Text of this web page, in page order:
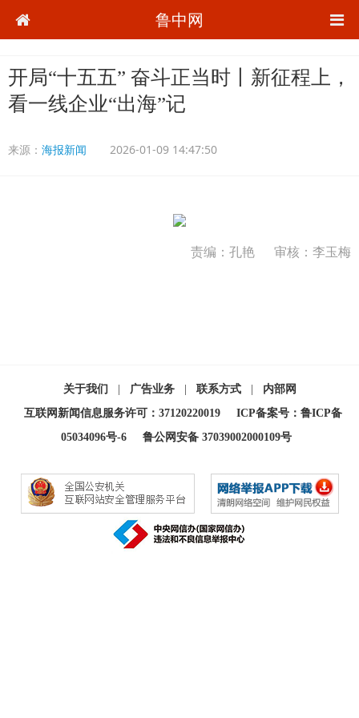
鲁中网
开局“十五五” 奋斗正当时丨新征程上，
看一线企业“出海”记
来源： 海报新闻 2026-01-09 14:47:50
责编：孔艳 审核：李玉梅
关于我们 广告业务 联系方式
内部网
互联网新闻信息服务许可：37120220019
ICP备案号：鲁ICP备
05034096号-6
鲁公网安备 37039002000109号